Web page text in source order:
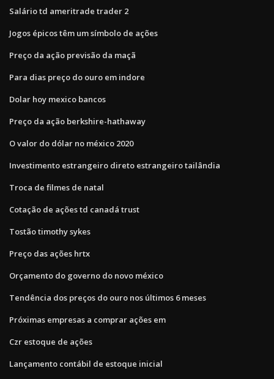
Salário td ameritrade trader 2
Jogos épicos têm um símbolo de ações
Preço da ação previsão da maçã
Para dias preço do ouro em indore
Dolar hoy mexico bancos
Preço da ação berkshire-hathaway
O valor do dólar no méxico 2020
Investimento estrangeiro direto estrangeiro tailândia
Troca de filmes de natal
Cotação de ações td canadá trust
Tostão timothy sykes
Preço das ações hrtx
Orçamento do governo do novo méxico
Tendência dos preços do ouro nos últimos 6 meses
Próximas empresas a comprar ações em
Czr estoque de ações
Lançamento contábil de estoque inicial